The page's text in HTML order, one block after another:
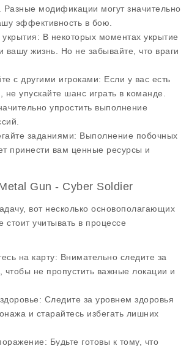
Разные модификации могут значительно
эффективность в бою.
: В некоторых моментах укрытие
вашу жизнь. Но не забывайте, что враги
с другими игроками: Если у вас есть
не упускайте шанс играть в команде.
упростить выполнение
заданиями: Выполнение побочных
принести вам ценные ресурсы и
Gun - Cyber Soldier
вот несколько основополагающих
стоит учитывать в процессе
на карту: Внимательно следите за
чтобы не пропустить важные локации и
: Следите за уровнем здоровья
и старайтесь избегать лишних
: Будьте готовы к тому, что